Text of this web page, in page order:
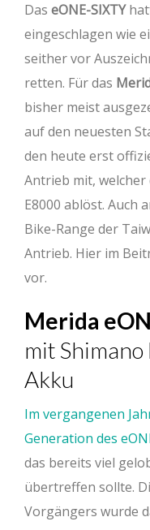
Das eONE-SIXTY
eingeschlagen wie
seither vor
retten. Für das
bisher meist
auf den neuesten
den heute erst
Antrieb mit,
E8000 ablöst. Auch
Bike-Range der
Antrieb. Hier im
vor.
Merida
mit
Akku
Im vergangenen
Generation des
das bereits viel
übertreffen sollte.
Vorgängers wurde